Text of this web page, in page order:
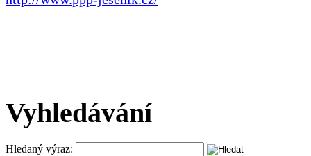
Vyhledávání
Hledaný výraz: